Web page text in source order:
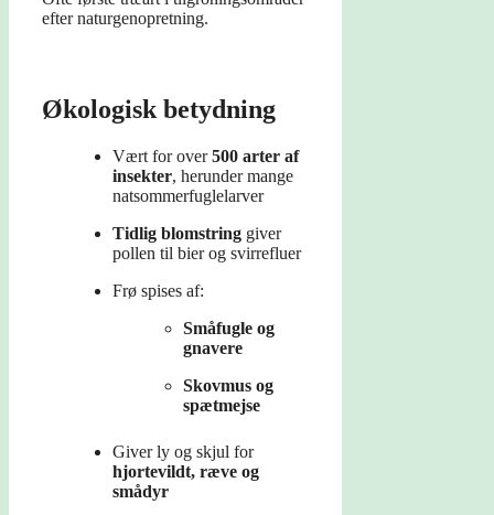
efter naturgenopretning.
Økologisk betydning
Vært for over500 arter af
insekter, herunder mange
natsommerfuglelarver
Tidlig blomstring giver
pollen til bier og svirrefluer
Frø spises af:
Småfugle og
gnavere
Skovmus og
spætmejse
Giver ly og skjul for
hjortevildt, ræve og
smådyr